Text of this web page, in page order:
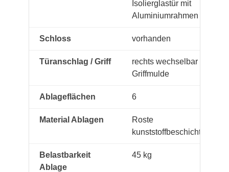
Isolierglastür mit
Aluminiumrahmen
Schloss vorhanden
Türanschlag / Griff
rechts wechselbar /
Griffmulde
Ablageflächen 6
Material Ablagen
Roste
kunststoffbeschichtet
Belastbarkeit
Ablage
45 kg